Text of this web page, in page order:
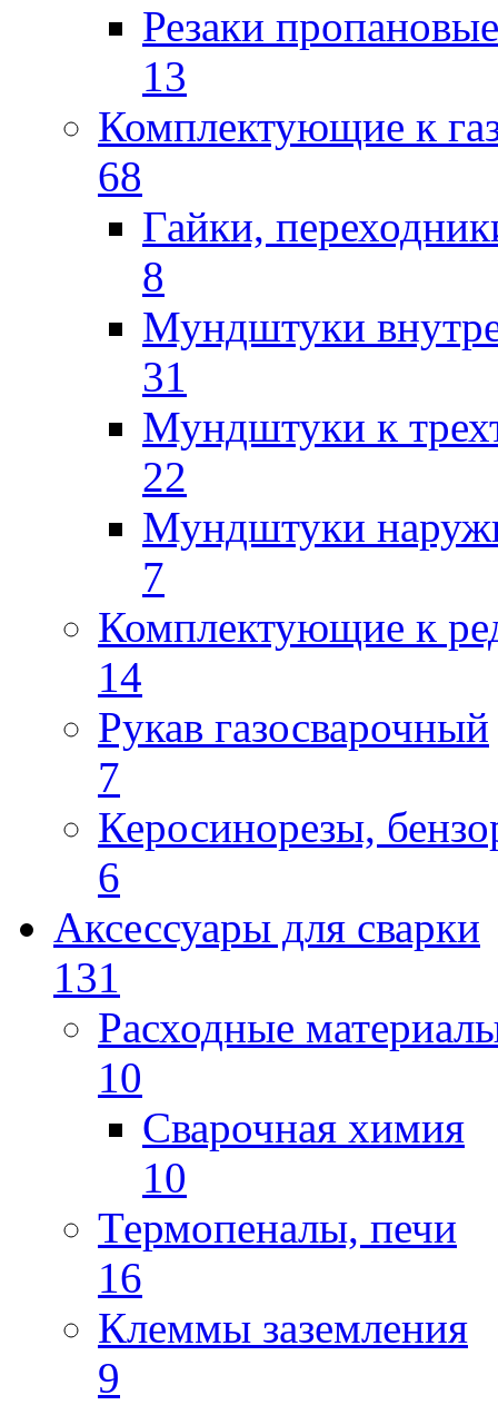
Резаки пропановые
13
Комплектующие к
68
Гайки,
8
Мундштуки
31
Мундштуки к
22
Мундштуки
7
Комплектующие к
14
Рукав газосварочный
7
Керосинорезы,
6
Аксессуары для сварки
131
Расходные
10
Сварочная химия
10
Термопеналы, печи
16
Клеммы заземления
9